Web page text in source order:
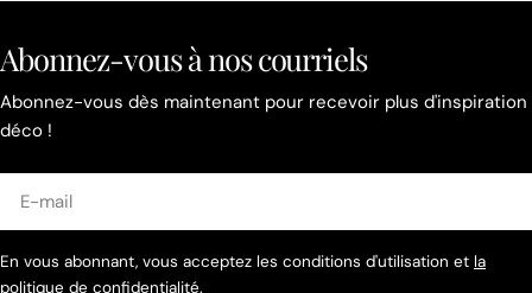
Abonnez-vous à nos courriels
Abonnez-vous dès maintenant pour recevoir plus d'inspiration
déco !
mail
En vous abonnant, vous acceptez les conditions d'utilisation et la
politique de confidentialité.